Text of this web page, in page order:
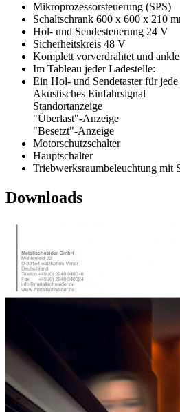
Mikroprozessorsteuerung (SPS)
Schaltschrank 600 x 600 x 210
Hol- und Sendesteuerung 24 V
Sicherheitskreis 48 V
Komplett vorverdrahtet und
Im Tableau jeder Ladestelle:
Ein Hol- und Sendetaster für
Akustisches Einfahrsignal
Standortanzeige
"Überlast"-Anzeige
"Besetzt"-Anzeige
Motorschutzschalter
Hauptschalter
Triebwerksraumbeleuchtung mit
Downloads